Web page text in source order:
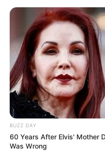
BUZZ DAY
60 Years After Elvis' Mother
Was Wrong